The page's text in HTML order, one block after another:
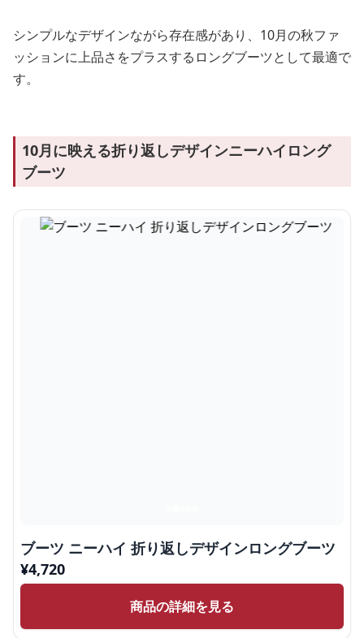
シンプルなデザインながら存在感があり、10月の秋ファ
ッションに上品さをプラスするロングブーツとして最適で
す。
10月に映える折り返しデザインニーハイロング
ブーツ
ブーツ ニーハイ 折り返しデザインロングブーツ
¥4,720
商品の詳細を見る